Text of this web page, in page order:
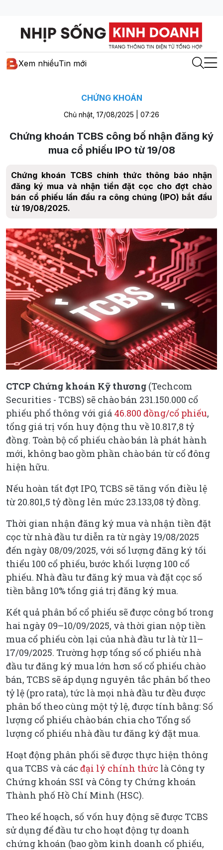
Xem nhiềuTin mới
CHỨNG KHOÁN
Chủ nhật, 17/08/2025 | 07:26
Chứng khoán TCBS công bố nhận đăng ký
mua cổ phiếu IPO từ 19/08
Chứng khoán TCBS chính thức thông báo nhận
đăng ký mua và nhận tiền đặt cọc cho đợt chào
bán cổ phiếu lần đầu ra công chúng (IPO) bắt đầu
từ 19/08/2025.
CTCP Chứng khoán Kỹ thương (Techcom
Securities - TCBS) sẽ chào bán 231.150.000 cổ
phiếu phổ thông với giá 46.800 đồng/cổ phiếu,
tổng giá trị vốn huy động thu về 10.817,8 tỷ
đồng. Toàn bộ cổ phiếu chào bán là phát hành
mới, không bao gồm phần chào bán từ cổ đông
hiện hữu.
Nếu hoàn tất đợt IPO, TCBS sẽ tăng vốn điều lệ
từ 20.801,5 tỷ đồng lên mức 23.133,08 tỷ đồng.
Thời gian nhận đăng ký mua và nhận tiền đặt
cọc từ nhà đầu tư diễn ra từ ngày 19/08/2025
đến ngày 08/09/2025, với số lượng đăng ký tối
thiểu 100 cổ phiếu, bước khối lượng 100 cổ
phiếu. Nhà đầu tư đăng ký mua và đặt cọc số
tiền bằng 10% tổng giá trị đăng ký mua.
Kết quả phân bổ cổ phiếu sẽ được công bố trong
hai ngày 09–10/09/2025, và thời gian nộp tiền
mua cổ phiếu còn lại của nhà đầu tư là từ 11–
17/09/2025. Trường hợp tổng số cổ phiếu nhà
đầu tư đăng ký mua lớn hơn số cổ phiếu chào
bán, TCBS sẽ áp dụng nguyên tắc phân bổ theo
tỷ lệ (pro rata), tức là mọi nhà đầu tư đều được
phân bổ theo cùng một tỷ lệ, được tính bằng: Số
lượng cổ phiếu chào bán chia cho Tổng số
lượng cổ phiếu nhà đầu tư đăng ký đặt mua.
Hoạt động phân phối sẽ được thực hiện thông
qua TCBS và các đại lý chính thức là Công ty
Chứng khoán SSI và Công ty Chứng khoán
Thành phố Hồ Chí Minh (HSC).
Theo kế hoạch, số vốn huy động sẽ được TCBS
sử dụng để đầu tư cho hoạt động tự doanh
chứng khoán (bao gồm kinh doanh cổ phiếu,